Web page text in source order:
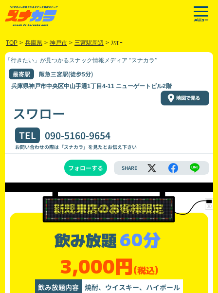
TOP > 兵庫県 > 神戸市 > 三宮駅周辺 > ｽﾜﾛｰ
「行きたい」が見つかるスナック情報メディア “スナカラ”
最寄駅 阪急三宮駅(徒歩5分)
兵庫県神戸市中央区中山手通1丁目4-11 ニューゲートビル2階
スワロー
TEL 090-5160-9654
お問い合わせの際は「スナカラ」を見たとお伝え下さい
フォローする SHARE
飲み放題60分
3,000円(税込)
飲み放題内容 焼酎、ウイスキー、ハイボール